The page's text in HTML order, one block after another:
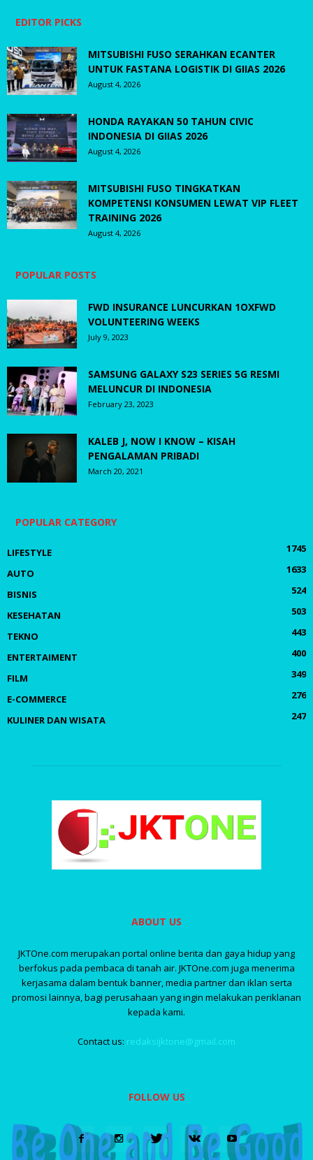
EDITOR PICKS
MITSUBISHI FUSO SERAHKAN ECANTER
UNTUK FASTANA LOGISTIK DI GIIAS 2026
August 4, 2026
HONDA RAYAKAN 50 TAHUN CIVIC
INDONESIA DI GIIAS 2026
August 4, 2026
MITSUBISHI FUSO TINGKATKAN
KOMPETENSI KONSUMEN LEWAT VIP FLEET
TRAINING 2026
August 4, 2026
POPULAR POSTS
FWD INSURANCE LUNCURKAN 1OXFWD
VOLUNTEERING WEEKS
July 9, 2023
SAMSUNG GALAXY S23 SERIES 5G RESMI
MELUNCUR DI INDONESIA
February 23, 2023
KALEB J, NOW I KNOW – KISAH
PENGALAMAN PRIBADI
March 20, 2021
POPULAR CATEGORY
LIFESTYLE
1745
AUTO
1633
BISNIS
524
KESEHATAN
503
TEKNO
443
ENTERTAIMENT
400
FILM
349
E-COMMERCE
276
KULINER DAN WISATA
247
ABOUT US
JKTOne.com merupakan portal online berita dan gaya hidup yang
berfokus pada pembaca di tanah air. JKTOne.com juga menerima
kerjasama dalam bentuk banner, media partner dan iklan serta
promosi lainnya, bagi perusahaan yang ingin melakukan periklanan
kepada kami.
Contact us: redaksijktone@gmail.com
FOLLOW US